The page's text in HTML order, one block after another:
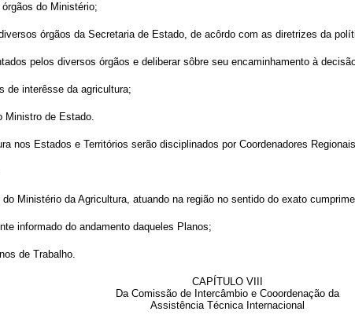
do Ministério;
órgãos da Secretaria de Estado, de acôrdo com as diretrizes da
pelos diversos órgãos e deliberar sôbre seu encaminhamento à
de interêsse da agricultura;
Ministro de Estado.
nos Estados e Territórios serão disciplinados por Coordenadores
Ministério da Agricultura, atuando na região no sentido do exato
informado do andamento daqueles Planos;
de Trabalho.
CAPÍTULO VIII
Da Comissão de Intercâmbio e Cooordenação da
Assistência Técnica Internacional